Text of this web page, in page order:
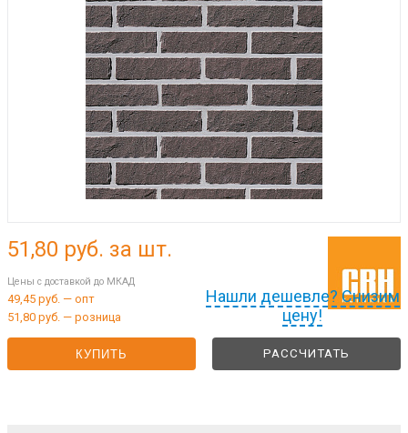
Нашли дешевле? Снизим
цену!
51,80 руб. за шт.
Цены с доставкой до МКАД
49,45 руб. — опт
51,80 руб. — розница
КУПИТЬ РАССЧИТАТЬ